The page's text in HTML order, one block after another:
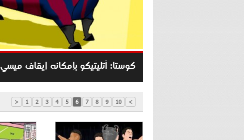
كوستا: أتليتيكو بإمكانه إيقاف ميسي
< 1 2 3 4 5 6 7 8 9 10 >